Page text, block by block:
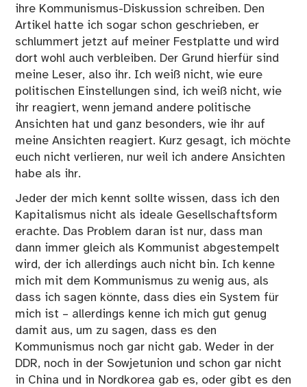
ihre Kommunismus-Diskussion schreiben. Den
Artikel hatte ich sogar schon geschrieben, er
schlummert jetzt auf meiner Festplatte und wird
dort wohl auch verbleiben. Der Grund hierfür sind
meine Leser, also ihr. Ich weiß nicht, wie eure
politischen Einstellungen sind, ich weiß nicht, wie
ihr reagiert, wenn jemand andere politische
Ansichten hat und ganz besonders, wie ihr auf
meine Ansichten reagiert. Kurz gesagt, ich möchte
euch nicht verlieren, nur weil ich andere Ansichten
habe als ihr.
Jeder der mich kennt sollte wissen, dass ich den
Kapitalismus nicht als ideale Gesellschaftsform
erachte. Das Problem daran ist nur, dass man
dann immer gleich als Kommunist abgestempelt
wird, der ich allerdings auch nicht bin. Ich kenne
mich mit dem Kommunismus zu wenig aus, als
dass ich sagen könnte, dass dies ein System für
mich ist – allerdings kenne ich mich gut genug
damit aus, um zu sagen, dass es den
Kommunismus noch gar nicht gab. Weder in der
DDR, noch in der Sowjetunion und schon gar nicht
in China und in Nordkorea gab es, oder gibt es den